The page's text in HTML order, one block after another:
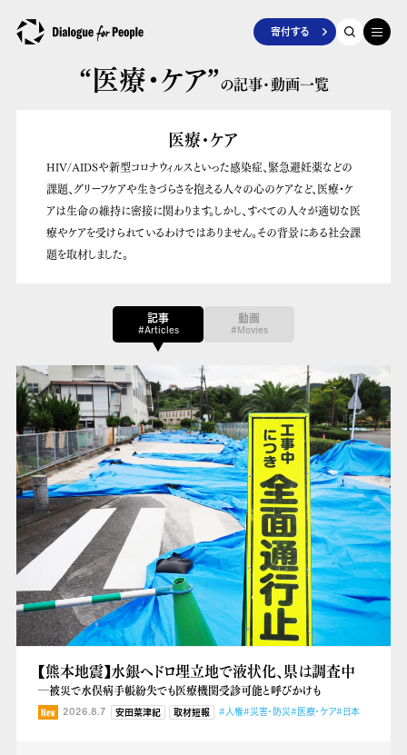
寄付する
“医療・ケア”の記事・動画一覧
医療・ケア
HIV/AIDSや新型コロナウィルスといった感染症、緊急避妊薬などの
課題、グリーフケアや生きづらさを抱える人々の心のケアなど、医療・ケ
アは生命の維持に密接に関わります。しかし、すべての人々が適切な医
療やケアを受けられているわけではありません。その背景にある社会課
題を取材しました。
記事
#Articles
動画
#Movies
【熊本地震】水銀ヘドロ埋立地で液状化、県は調査中
―被災で水俣病手帳紛失でも医療機関受診可能と呼びかけも
2026.8.7 安田菜津紀 取材短報 #人権#災害・防災#医療・ケア#日本